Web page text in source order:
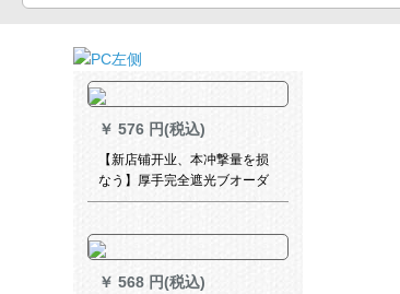
￥ 576 円(税込)
【新店铺开业、本冲撃量を损
なう】厚手完全遮光ブオーダ
遮光テーン遮光既制カーター
ーター断热ベトナイト厚い手
暗号高强度完全遮光布(狭帯送
りフル)2.2幅
￥ 568 円(税込)